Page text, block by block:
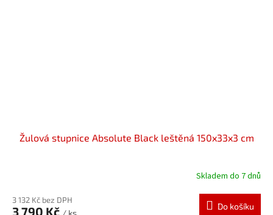
Žulová stupnice Absolute Black leštěná 150x33x3 cm
Skladem do 7 dnů
3 132 Kč bez DPH
3 790 Kč Do košíku